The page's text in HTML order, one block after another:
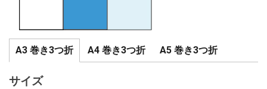
A3 巻き3つ折 A4 巻き3つ折 A5 巻き3つ折
サイズ